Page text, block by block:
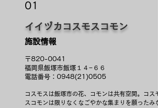
01
イイヅカコスモスコモン
施設情報
〒820-0041
福岡県飯塚市飯塚１４−６６
電話番号：0948(21)0505
コスモスは飯塚市の花、コモンは共有空間。コスモ
スコモンは限りなくなごやかな集まりを願ったみな